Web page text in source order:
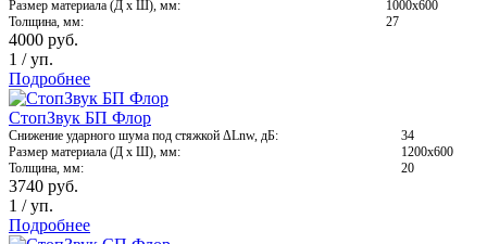
Размер материала (Д х Ш), мм:
1000х600
Толщина, мм:
27
4000 руб.
1 /уп.
Подробнее
СтопЗвук БП Флор
Снижение ударного шума под стяжкой ΔLnw, дБ:
34
Размер материала (Д х Ш), мм:
1200х600
Толщина, мм:
20
3740 руб.
1 /уп.
Подробнее